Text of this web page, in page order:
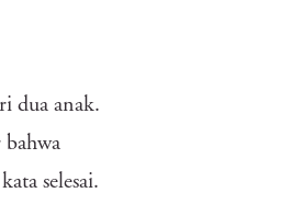
dua anak.
bahwa
selesai.